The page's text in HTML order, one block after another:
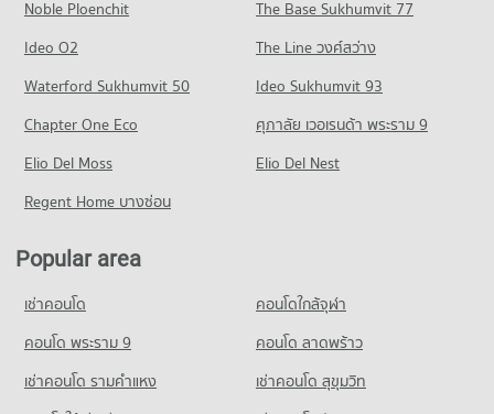
Condo for Sale near Poonnakan Road Songkhla
3 properties for sale
Condo Karnjanavanit Road Hat Yai
Condo for Rent near Karnjanavanit Road Hat Yai
47 properties for rent
Condo for Sale near Karnjanavanit Road Hat Yai
59 properties for sale
Condo Diana Plaza Hat Yai
65 properties for rent
Condo for Sale near Diana Plaza Hat Yai
93 properties for sale
Condo for Rent near Traditional Thai Medicine Hospital
87 properties for sale
Condo Bangkok Hospital Hat Yai
PROJECT_COUNT
Condo for Rent near Bangkok Hospital Hat Yai
65 properties for rent
Condo for Sale near Bangkok Hospital Hat Yai
87 properties for sale
Noble Ploenchit
The Base Sukhumvit 77
Ideo O2
The Line วงศ์สว่าง
Waterford Sukhumvit 50
Ideo Sukhumvit 93
Chapter One Eco
ศุภาลัย เวอเรนด้า พระราม 9
Elio Del Moss
Elio Del Nest
Regent Home บางซ่อน
Popular area
เช่าคอนโด
คอนโดใกล้จุฬา
คอนโด พระราม 9
คอนโด ลาดพร้าว
เช่าคอนโด รามคําแหง
เช่าคอนโด สุขุมวิท